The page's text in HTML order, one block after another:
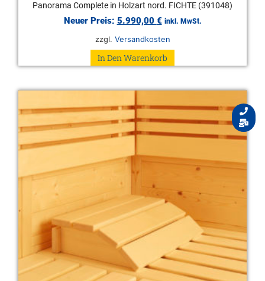
Panorama Complete in Holzart nord. FICHTE (391048)
Neuer Preis: 5.990,00 € inkl. MwSt.
zzgl. Versandkosten
In Den Warenkorb